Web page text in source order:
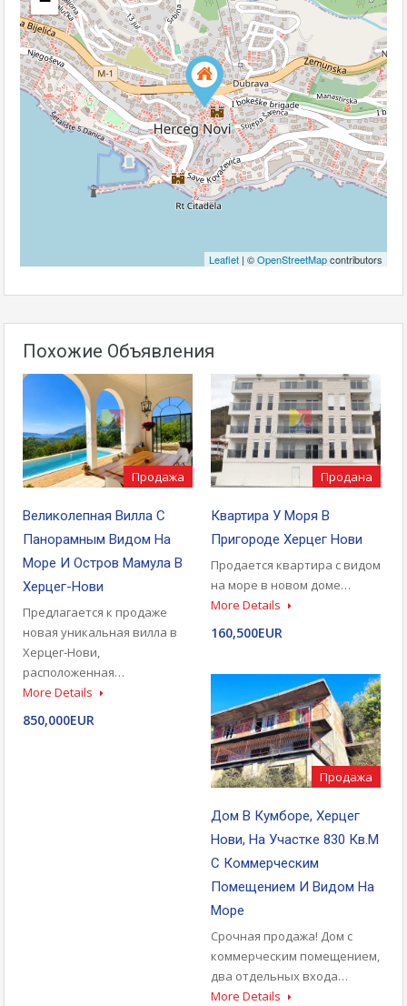
Leaflet | ©OpenStreetMapcontributors
Похожие Объявления
Продажа
Великолепная Вилла С
Панорамным Видом На
Море И Остров Мамула В
Херцег-Нови
Предлагается к продаже
новая уникальная вилла в
Херцег-Нови,
расположенная…
More Details
850,000EUR
Продана
Квартира У Моря В
Пригороде Херцег Нови
Продается квартира с видом
на море в новом доме…
More Details
160,500EUR
Продажа
Дом В Кумборе, Херцег
Нови, На Участке 830 Кв.м
С Коммерческим
Помещением И Видом На
Море
Срочная продажа! Дом с
коммерческим помещением,
два отдельных входа…
More Details